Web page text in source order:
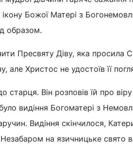
Божої Матері з
образом.
Пресвяту Діву, яка просила
Христос не удостоїв її
Він розповів їй про віру
видіння Богоматері з
Видіння скінчилося,
Незабаром на язичницьке свято в